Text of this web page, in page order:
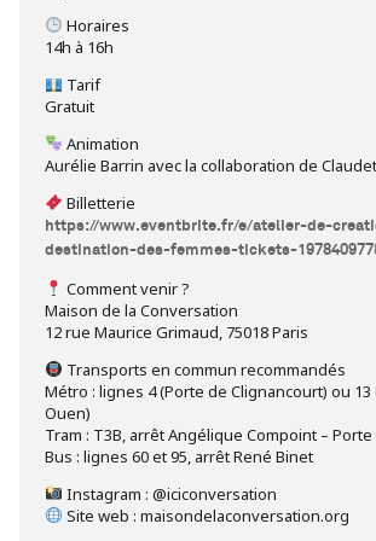
Horaires
14h à 16h
Tarif
Gratuit
Animation
Aurélie Barrin avec la collaboration de
Billetterie
https://www.eventbrite.fr/e/atelier-de-
destination-des-femmes-tickets-
Comment venir ?
Maison de la Conversation
12 rue Maurice Grimaud, 75018 Paris
Transports en commun recommandés
Métro : lignes 4 (Porte de Clignancourt) ou
Ouen)
Tram : T3B, arrêt Angélique Compoint –
Bus : lignes 60 et 95, arrêt René Binet
Instagram : @iciconversation
Site web : maisondelaconversation.org